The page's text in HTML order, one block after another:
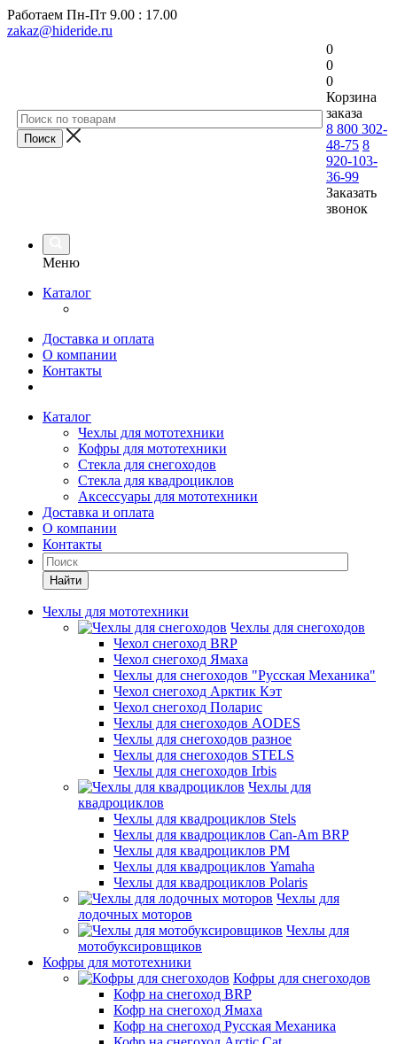
Работаем Пн-Пт 9.00 : 17.00
zakaz@hideride.ru
0
0
0
Корзина
заказа
8 800 302-
48-75 8
920-103-
36-99
Заказать
звонок
Меню
Каталог
Доставка и оплата
О компании
Контакты
Каталог
Чехлы для мототехники
Кофры для мототехники
Стекла для снегоходов
Стекла для квадроциклов
Аксессуары для мототехники
Доставка и оплата
О компании
Контакты
Найти
Чехлы для мототехники
Чехлы для снегоходов
Чехол снегоход BRP
Чехол снегоход Ямаха
Чехлы для снегоходов "Русская Механика"
Чехол снегоход Арктик Кэт
Чехол снегоход Поларис
Чехлы для снегоходов AODES
Чехлы для снегоходов разное
Чехлы для снегоходов STELS
Чехлы для снегоходов Irbis
Чехлы для
квадроциклов
Чехлы для квадроциклов Stels
Чехлы для квадроциклов Can-Am BRP
Чехлы для квадроциклов РМ
Чехлы для квадроциклов Yamaha
Чехлы для квадроциклов Polaris
Чехлы для
лодочных моторов
Чехлы для
мотобуксировщиков
Кофры для мототехники
Кофры для снегоходов
Кофр на снегоход BRP
Кофр на снегоход Ямаха
Кофр на снегоход Русская Механика